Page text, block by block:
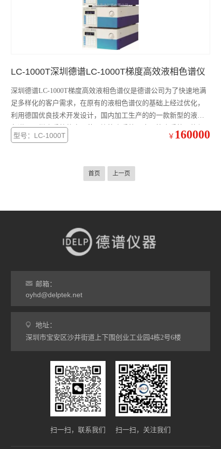
LC-1000T深圳德谱LC-1000T梯度高效液相色谱仪
深圳德谱LC-1000T梯度高效液相色谱仪是德谱公司为了快速地满
足多样化的客户需求，在原有的液相色谱仪的基础上经过优化，
利用德国优良技术开发设计，国内加工生产的的一款新型的液相
色谱仪。梯度系统的应用范围比等度系统更广，等度系统不能很
好分离的物质，使用梯度程序便能迎刃而解，可设定自动清洗程
于电子电器行业、塑胶行
型号：LC-1000T ￥ 160000
首页 上一页
邮箱：
oyhd@delptek.net
地址：
深圳市宝安区沙井街道上下围创业工业园4栋2号6楼
扫一扫，联系我们 扫一扫，关注我们